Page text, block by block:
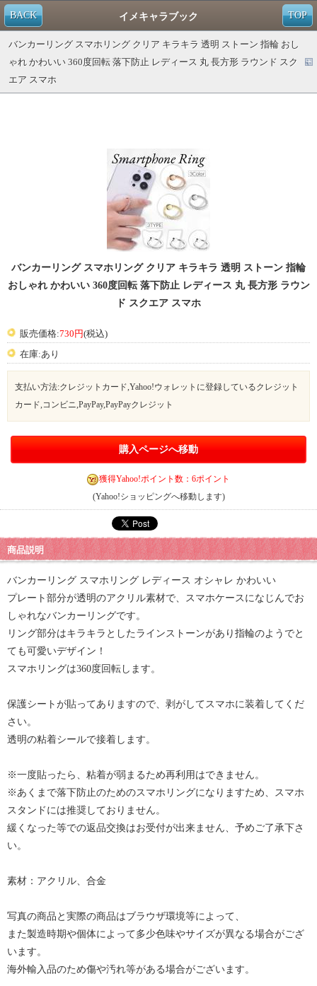
TOP
BACK イメキャラブック
バンカーリング スマホリング クリア キラキラ 透明 ストーン 指輪 おし
ゃれ かわいい 360度回転 落下防止 レディース 丸 長方形 ラウンド スク
エア スマホ
バンカーリング スマホリング クリア キラキラ 透明 ストーン 指輪
おしゃれ かわいい 360度回転 落下防止 レディース 丸 長方形 ラウン
ド スクエア スマホ
販売価格:730円(税込)
在庫:あり
支払い方法:クレジットカード,Yahoo!ウォレットに登録しているクレジット
カード,コンビニ,PayPay,PayPayクレジット
購入ページへ移動
獲得Yahoo!ポイント数：6ポイント
(Yahoo!ショッピングへ移動します)
商品説明
バンカーリング スマホリング レディース オシャレ かわいい
プレート部分が透明のアクリル素材で、スマホケースになじんでお
しゃれなバンカーリングです。
リング部分はキラキラとしたラインストーンがあり指輪のようでと
ても可愛いデザイン！
スマホリングは360度回転します。
保護シートが貼ってありますので、剥がしてスマホに装着してくだ
さい。
透明の粘着シールで接着します。
※一度貼ったら、粘着が弱まるため再利用はできません。
※あくまで落下防止のためのスマホリングになりますため、スマホ
スタンドには推奨しておりません。
緩くなった等での返品交換はお受付が出来ません、予めご了承下さ
い。
素材：アクリル、合金
写真の商品と実際の商品はブラウザ環境等によって、
また製造時期や個体によって多少色味やサイズが異なる場合がござ
います。
海外輸入品のため傷や汚れ等がある場合がございます。